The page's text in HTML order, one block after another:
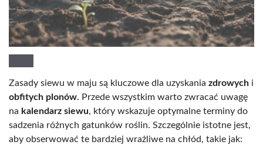
Zasady siewu w maju są kluczowe dla uzyskania zdrowych i
obfitych plonów. Przede wszystkim warto zwracać uwagę
na kalendarz siewu, który wskazuje optymalne terminy do
sadzenia różnych gatunków roślin. Szczególnie istotne jest,
aby obserwować te bardziej wrażliwe na chłód, takie jak: